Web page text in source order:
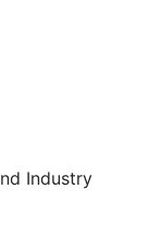
Industry